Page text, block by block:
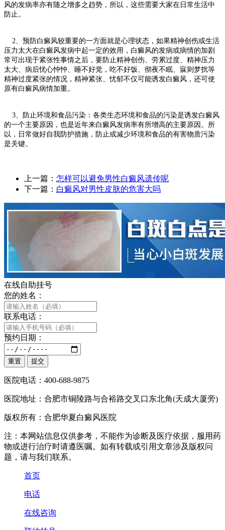
风的发病率亦有随之增多之趋势，所以，这些需要大家在日常生活中
防止。
2、预防白癜风较重要的一方面就是心理状态，如果精神创伤或生活
压力太大在白癜风发病中起一定的效用，白癜风的发病或病情的加剧
常可出现于紧张性事情之后，要防止精神创伤、劳累过度、精神压力
太大、病后忧心忡忡、睡不好觉，吃不好饭、彻夜不眠、寐则梦扰等
精神过度紧张的情况，精神紧张、忧郁不仅可能诱发白癜风，还可使
原有白癜风病情加重。
3、防止环境和食品污染：各类生态环境和食品的污染是诱发白癜风
的一个主要原因，也是近年来白癜风发病率有所增高的主要原因。所
以，日常做好自我防护措施，防止或减少环境和食品的有害物质污染
是关键。
上一篇： 怎样可以避免男性白癜风遗传呢
下一篇： 白癜风对男性皮肤的危害大吗
在线自助挂号
您的姓名：
联系电话：
预约日期：
医院电话：400-688-9875
医院地址：合肥市铜陵路与合裕路交叉口东北角(天成大厦旁)
版权所有：合肥华夏白癜风医院
注：本网站信息仅供参考，不能作为诊断及医疗依据，服用药
物或进行治疗时请遵医嘱。如有转载或引用文章涉及版权问
题，请与我们联系。
首页
电话
在线咨询